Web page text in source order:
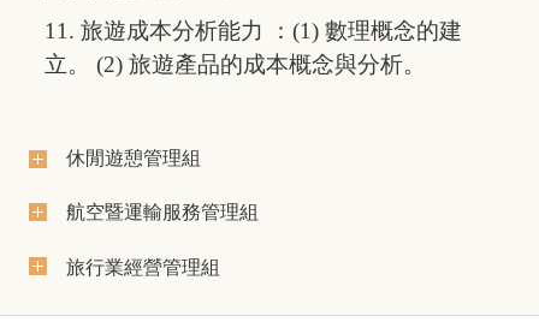
11. 旅遊成本分析能力 ：(1) 數理概念的建
立。 (2) 旅遊產品的成本概念與分析。
休閒遊憩管理組
航空暨運輸服務管理組
旅行業經營管理組